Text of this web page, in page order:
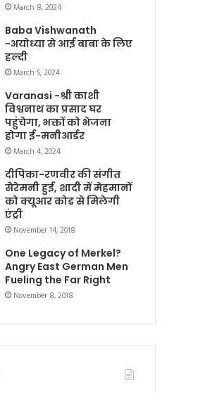
March 8, 2024
Baba Vishwanath
-अयोध्या से आई बाबा के लिए
हल्दी
March 5, 2024
Varanasi -श्री काशी
विश्वनाथ का प्रसाद घर
पहुंचेगा, भक्तों को भेजना
होगा ई-मनीआर्डर
March 4, 2024
दीपिका-रणवीर की संगीत
सेरेमनी हुई, शादी में मेहमानों
को क्यूआर कोड से मिलेगी
एंट्री
November 14, 2018
One Legacy of Merkel?
Angry East German Men
Fueling the Far Right
November 8, 2018